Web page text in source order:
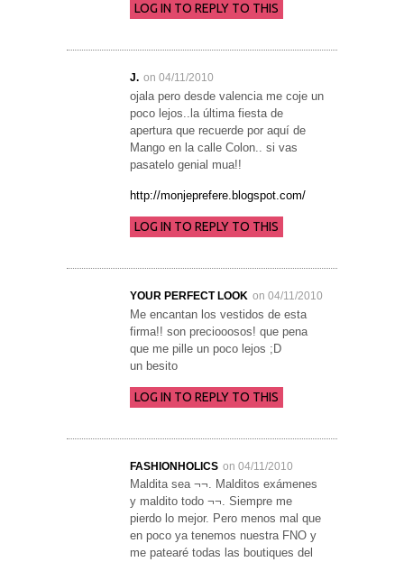
LOG IN TO REPLY TO THIS
J. on 04/11/2010
ojala pero desde valencia me coje un
poco lejos..la última fiesta de
apertura que recuerde por aquí de
Mango en la calle Colon.. si vas
pasatelo genial mua!!
http://monjeprefere.blogspot.com/
LOG IN TO REPLY TO THIS
YOUR PERFECT LOOK on 04/11/2010
Me encantan los vestidos de esta
firma!! son preciooosos! que pena
que me pille un poco lejos ;D
un besito
LOG IN TO REPLY TO THIS
FASHIONHOLICS on 04/11/2010
Maldita sea ¬¬. Malditos exámenes
y maldito todo ¬¬. Siempre me
pierdo lo mejor. Pero menos mal que
en poco ya tenemos nuestra FNO y
me patearé todas las boutiques del